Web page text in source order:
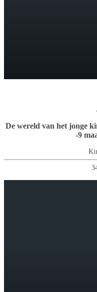
De wereld van het jonge
-9